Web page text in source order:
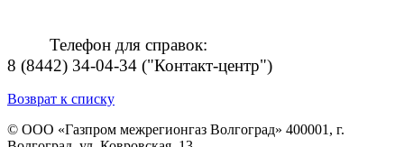
Телефон для справок:
8 (8442) 34-04-34 ("Контакт-центр")
Возврат к списку
© ООО «Газпром межрегионгаз Волгоград» 400001, г.